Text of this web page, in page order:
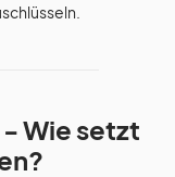
- Wie setzt